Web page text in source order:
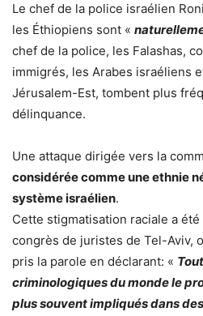
Le chef de la police israélien
les Éthiopiens sont «
chef de la police, les Falashas,
immigrés, les Arabes israéliens
Jérusalem-Est, tombent plus
délinquance.
Une attaque dirigée vers la
considérée comme une ethnie
système israélien.
Cette stigmatisation raciale a
congrès de juristes de Tel-Aviv,
pris la parole en déclarant: «
criminologiques du monde le
plus souvent impliqués dans